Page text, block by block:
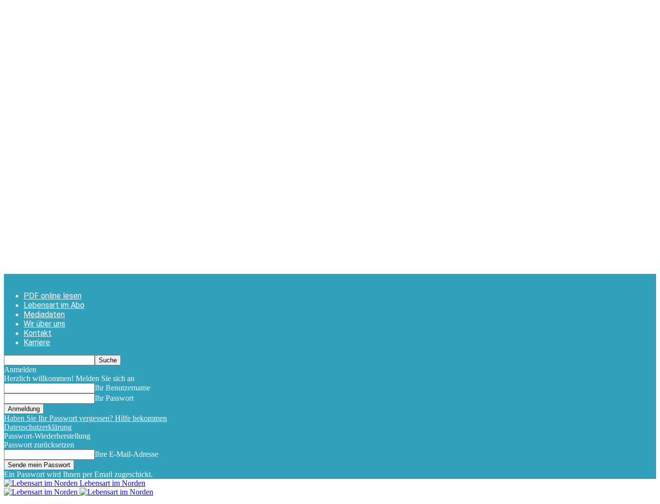
PDF online lesen
Lebensart im Abo
Mediadaten
Wir über uns
Kontakt
Karriere
Anmelden
Herzlich willkommen! Melden Sie sich an
Ihr Benutzername
Ihr Passwort
Haben Sie Ihr Passwort vergessen? Hilfe bekommen
Datenschutzerklärung
Passwort-Wiederherstellung
Passwort zurücksetzen
Ihre E-Mail-Adresse
Ein Passwort wird Ihnen per Email zugeschickt.
Lebensart im Norden